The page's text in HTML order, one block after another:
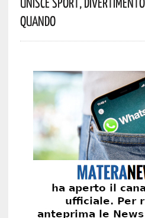
Quando